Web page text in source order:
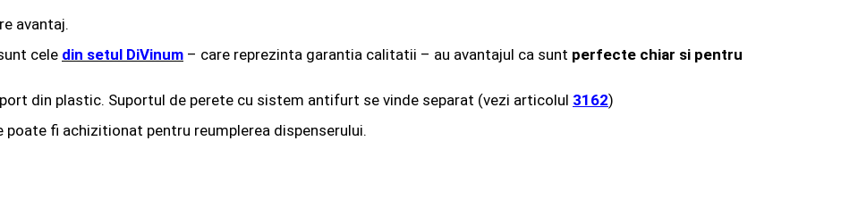
avantaj.
cele din setul DiVinum – care reprezinta garantia calitatii – au avantajul ca sunt perfecte chiar si pentru
din plastic. Suportul de perete cu sistem antifurt se vinde separat (vezi articolul 3162)
poate fi achizitionat pentru reumplerea dispenserului.